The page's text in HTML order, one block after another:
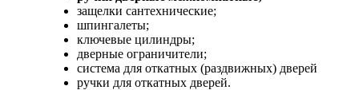
защелки сантехнические;
шпингалеты;
ключевые цилиндры;
дверные ограничители;
система для откатных (раздвижных) дверей
ручки для откатных дверей.